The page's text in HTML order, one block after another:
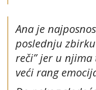
Ana je
poslednju
reči” jer u njima
veći rang